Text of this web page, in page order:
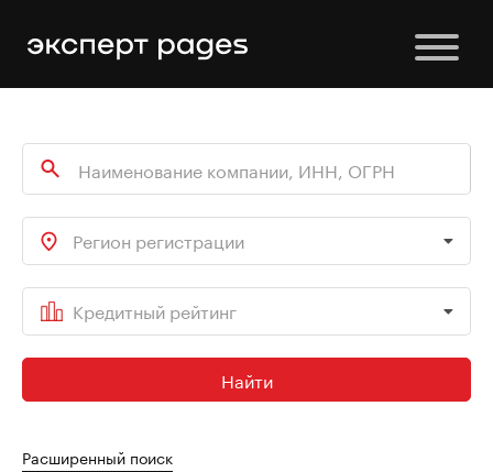
Регион регистрации
Кредитный рейтинг
Найти
Расширенный поиск